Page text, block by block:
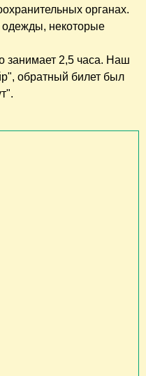
органах.
некоторые
занимает 2,5 часа. Наш
обратный билет был